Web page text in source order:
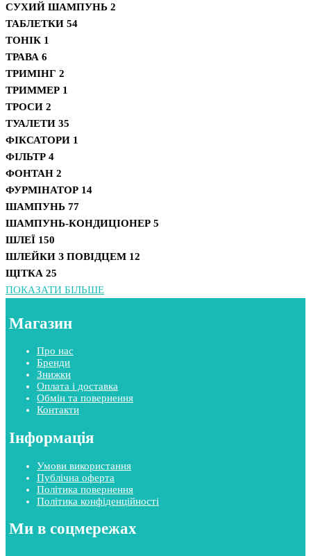
СУХИЙ ШАМПУНЬ 2
ТАБЛЕТКИ 54
ТОНІК 1
ТРАВА 6
ТРИМІНГ 2
ТРИММЕР 1
ТРОСИ 2
ТУАЛЕТИ 35
ФІКСАТОРИ 1
ФІЛЬТР 4
ФОНТАН 2
ФУРМІНАТОР 14
ШАМПУНЬ 77
ШАМПУНЬ-КОНДИЦІОНЕР 5
ШЛЕЇ 150
ШЛЕЙКИ З ПОВІДЦЕМ 12
ЩІТКА 25
ПОКАЗАТИ БІЛЬШЕ
Магазин
Про нас
Бренди
Знижки
Оплата і доставка
Обмін та повернення
Контакти
Інформація
Умови використання
Публічна оферта
Політика повернення
Політика конфіденційності
Ми в соцмережах